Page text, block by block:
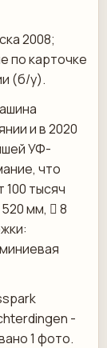
2008;
по карточке
(б/у).
и в 2020
УФ-
что
100 тысяч
мм,  8
-
1 фото.